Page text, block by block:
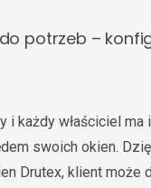
potrzeb –
i każdy właściciel ma
swoich okien.
Drutex, klient może